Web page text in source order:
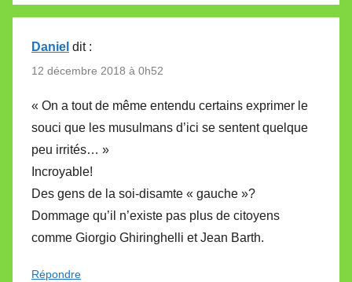
Daniel dit :
12 décembre 2018 à 0h52
« On a tout de même entendu certains exprimer le
souci que les musulmans d’ici se sentent quelque
peu irrités… »
Incroyable!
Des gens de la soi-disamte « gauche »?
Dommage qu’il n’existe pas plus de citoyens
comme Giorgio Ghiringhelli et Jean Barth.
Répondre